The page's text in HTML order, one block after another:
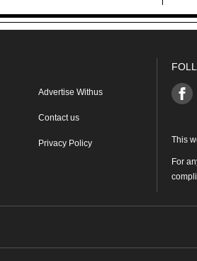
Advertise Withus
Contact us
Privacy Policy This
For